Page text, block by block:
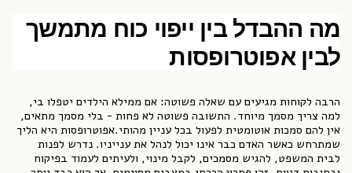
מה ההבדל בין ייפוי כוח מתמשך
לבין אפוטרופסות
הרבה לקוחות מגיעים עם שאלה פשוטה: אם ממילא הילדים יטפלו בי,
למה צריך מסמך מיוחד. התשובה פשוטה לא פחות - בלי מסמך מתאים,
אין להם סמכות אוטומטית לפעול בכל עניין מהותי.אפוטרופסות היא הליך
שמתרחש כאשר האדם כבר אינו יכול לנהל את ענייניו. נדרש לפנות
לבית המשפט, להגיש מסמכים, לקבל מינוי, ולעיתים לעמוד בפיקוח